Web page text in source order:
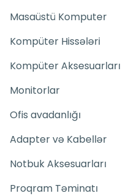
Masaüstü Komputer
Kompüter Hissələri
Kompüter Aksesuarları
Monitorlar
Ofis avadanlığı
Adapter və Kabellər
Notbuk Aksesuarları
Proqram Təminatı